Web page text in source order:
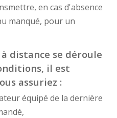
en cas d'absence
manqué, pour un
distance se déroule
il est
assuriez :
équipé de la dernière